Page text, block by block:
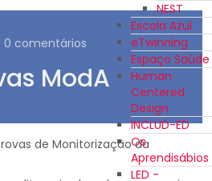
NEST
Escola Azul
eTwinning
Espaço Saúde
Human
Centered
Design
INCLUD-ED
Os
Aprendisábios
LED -
0 comentários
ModA
de Monitorização da